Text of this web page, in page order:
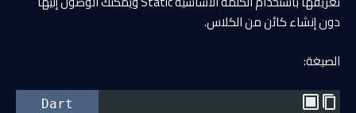
دون إنشاء كائن من الكلاس.
الصيغة:
Dart